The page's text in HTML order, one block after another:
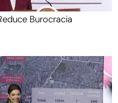
Burocracia